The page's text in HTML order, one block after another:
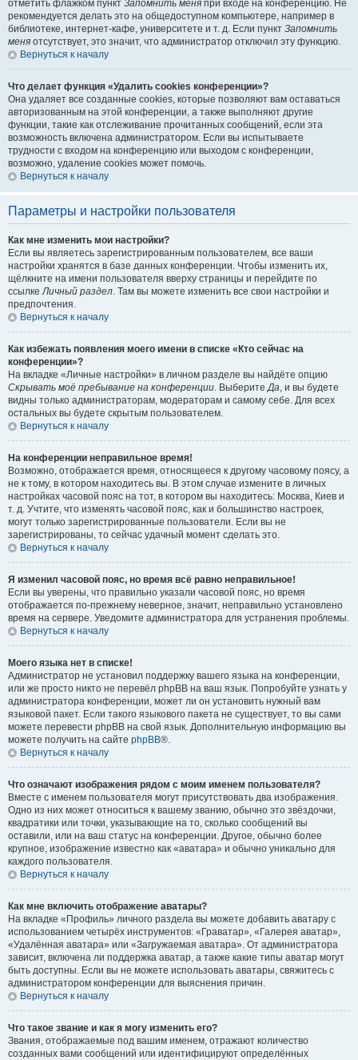
отметить флажком пункт Запомнить меня при входе на конференцию. Не
рекомендуется делать это на общедоступном компьютере, например в
библиотеке, интернет-кафе, университете и т. д. Если пункт Запомнить
меня отсутствует, это значит, что администратор отключил эту функцию.
Вернуться к началу
Что делает функция «Удалить cookies конференции»?
Она удаляет все созданные cookies, которые позволяют вам оставаться
авторизованным на этой конференции, а также выполняют другие
функции, такие как отслеживание прочитанных сообщений, если эта
возможность включена администратором. Если вы испытываете
трудности с входом на конференцию или выходом с конференции,
возможно, удаление cookies может помочь.
Вернуться к началу
Параметры и настройки пользователя
Как мне изменить мои настройки?
Если вы являетесь зарегистрированным пользователем, все ваши
настройки хранятся в базе данных конференции. Чтобы изменить их,
щёлкните на имени пользователя вверху страницы и перейдите по
ссылкеЛичный раздел. Там вы можете изменить все свои настройки и
предпочтения.
Вернуться к началу
Как избежать появления моего имени в списке «Кто сейчас на
конференции»?
На вкладке «Личные настройки» в личном разделе вы найдёте опцию
Скрывать моё пребывание на конференции. ВыберитеДа, и вы будете
видны только администраторам, модераторам и самому себе. Для всех
остальных вы будете скрытым пользователем.
Вернуться к началу
На конференции неправильное время!
Возможно, отображается время, относящееся к другому часовому поясу, а
не к тому, в котором находитесь вы. В этом случае измените в личных
настройках часовой пояс на тот, в котором вы находитесь: Москва, Киев и
т. д. Учтите, что изменять часовой пояс, как и большинство настроек,
могут только зарегистрированные пользователи. Если вы не
зарегистрированы, то сейчас удачный момент сделать это.
Вернуться к началу
Я изменил часовой пояс, но время всё равно неправильное!
Если вы уверены, что правильно указали часовой пояс, но время
отображается по-прежнему неверное, значит, неправильно установлено
время на сервере. Уведомите администратора для устранения проблемы.
Вернуться к началу
Моего языка нет в списке!
Администратор не установил поддержку вашего языка на конференции,
или же просто никто не перевёл phpBB на ваш язык. Попробуйте узнать у
администратора конференции, может ли он установить нужный вам
языковой пакет. Если такого языкового пакета не существует, то вы сами
можете перевести phpBB на свой язык. Дополнительную информацию вы
можете получить на сайте phpBB®.
Вернуться к началу
Что означают изображения рядом с моим именем пользователя?
Вместе с именем пользователя могут присутствовать два изображения.
Одно из них может относиться к вашему званию, обычно это звёздочки,
квадратики или точки, указывающие на то, сколько сообщений вы
оставили, или на ваш статус на конференции. Другое, обычно более
крупное, изображение известно как «аватара» и обычно уникально для
каждого пользователя.
Вернуться к началу
Как мне включить отображение аватары?
На вкладке «Профиль» личного раздела вы можете добавить аватару с
использованием четырёх инструментов: «Граватар», «Галерея аватар»,
«Удалённая аватара» или «Загружаемая аватара». От администратора
зависит, включена ли поддержка аватар, а также какие типы аватар могут
быть доступны. Если вы не можете использовать аватары, свяжитесь с
администратором конференции для выяснения причин.
Вернуться к началу
Что такое звание и как я могу изменить его?
Звания, отображаемые под вашим именем, отражают количество
созданных вами сообщений или идентифицируют определённых